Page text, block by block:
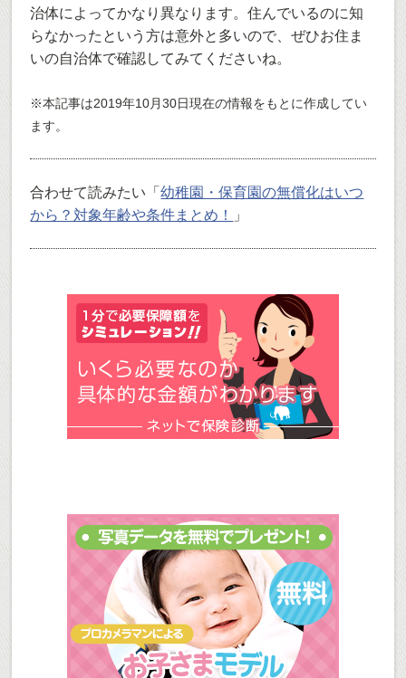
治体によってかなり異なります。住んでいるのに知
らなかったという方は意外と多いので、ぜひお住ま
いの自治体で確認してみてくださいね。
※本記事は2019年10月30日現在の情報をもとに作成してい
ます。
合わせて読みたい「幼稚園・保育園の無償化はいつ
から？対象年齢や条件まとめ！
」